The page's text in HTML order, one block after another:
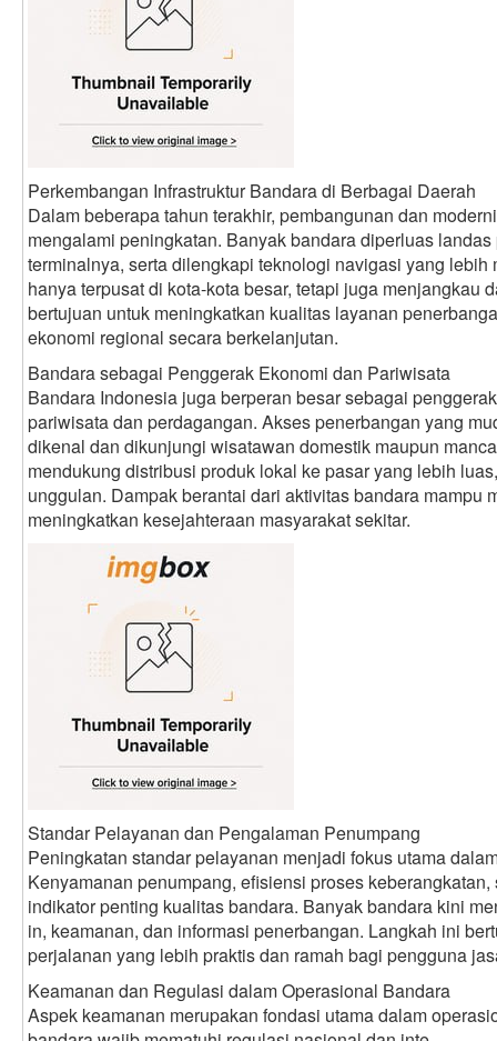
Perkembangan Infrastruktur Bandara di Berbagai Daerah
Dalam beberapa tahun terakhir, pembangunan dan
mengalami peningkatan. Banyak bandara diperluas
terminalnya, serta dilengkapi teknologi navigasi yang
hanya terpusat di kota-kota besar, tetapi juga menjangkau
bertujuan untuk meningkatkan kualitas layanan
ekonomi regional secara berkelanjutan.
Bandara sebagai Penggerak Ekonomi dan Pariwisata
Bandara Indonesia juga berperan besar sebagai
pariwisata dan perdagangan. Akses penerbangan yang
dikenal dan dikunjungi wisatawan domestik maupun
mendukung distribusi produk lokal ke pasar yang lebih
unggulan. Dampak berantai dari aktivitas bandara mampu
meningkatkan kesejahteraan masyarakat sekitar.
Standar Pelayanan dan Pengalaman Penumpang
Peningkatan standar pelayanan menjadi fokus utama
Kenyamanan penumpang, efisiensi proses
indikator penting kualitas bandara. Banyak bandara kini
in, keamanan, dan informasi penerbangan. Langkah ini
perjalanan yang lebih praktis dan ramah bagi pengguna
Keamanan dan Regulasi dalam Operasional Bandara
Aspek keamanan merupakan fondasi utama dalam